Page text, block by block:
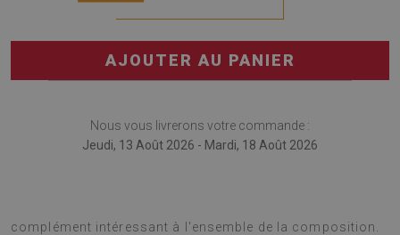
AJOUTER AU PANIER
Nous vous livrerons votre commande :
Jeudi, 13 Août 2026 - Mardi, 18 Août 2026
complément intéressant à l'ensemble de la composition.